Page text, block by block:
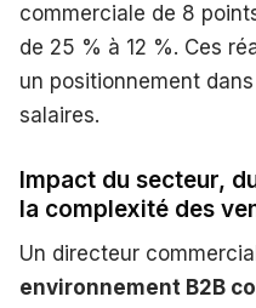
commerciale de 8
de 25 % à 12 %. Ces
un positionnement
salaires.
Impact du secteur,
la complexité des
Un directeur
environnement B2B